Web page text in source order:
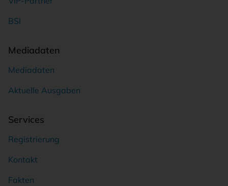
BSI
Mediadaten
Mediadaten
Aktuelle Ausgaben
Services
Registrierung
Kontakt
Fakten